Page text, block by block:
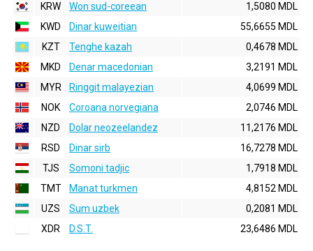
KRW
Won sud-coreean
1,5080 MDL
KWD
Dinar kuweitian
55,6655 MDL
KZT
Tenghe kazah
0,4678 MDL
MKD
Denar macedonian
3,2191 MDL
MYR
Ringgit malayezian
4,0699 MDL
NOK
Coroana norvegiana
2,0746 MDL
NZD
Dolar neozeelandez
11,2176 MDL
RSD
Dinar sirb
16,7278 MDL
TJS
Somoni tadjic
1,7918 MDL
TMT
Manat turkmen
4,8152 MDL
UZS
Sum uzbek
0,2081 MDL
XDR
D.S.T. 23,6486 MDL